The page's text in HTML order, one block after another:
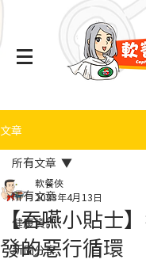
文章
所有文章
健康資訊
新聞分享
所有文章
【吞嚥小貼士
發的惡行循環
軟餐俠
2023年4月13日